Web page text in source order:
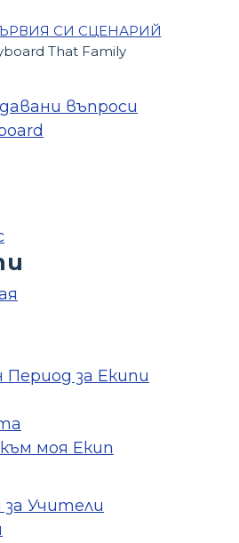
СИ СЦЕНАРИЙ
въпроси
за Екипи
моя Екип
Учители